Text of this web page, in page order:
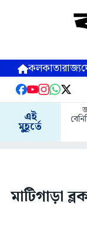
কলকাতারাজ্য
এই
মুহূর্তে
মাটিগাড়া